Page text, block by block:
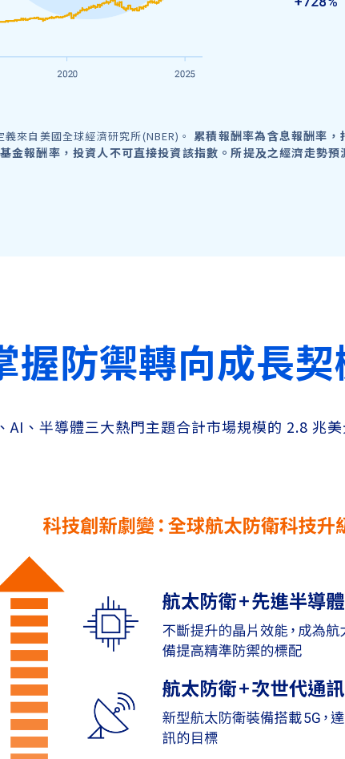
來自美國全球經濟研究所(NBER)。 累積報酬率為含息報酬率，
報酬率，投資人不可直接投資該指數。所提及之經濟走勢預
握防禦轉向成長契
、半導體三大熱門主題合計市場規模的 2.8 兆美